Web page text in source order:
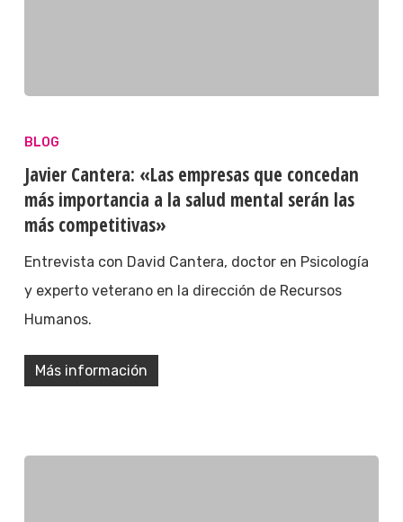
BLOG
Javier Cantera: «Las empresas que concedan
más importancia a la salud mental serán las
más competitivas»
Entrevista con David Cantera, doctor en Psicología
y experto veterano en la dirección de Recursos
Humanos.
Más información